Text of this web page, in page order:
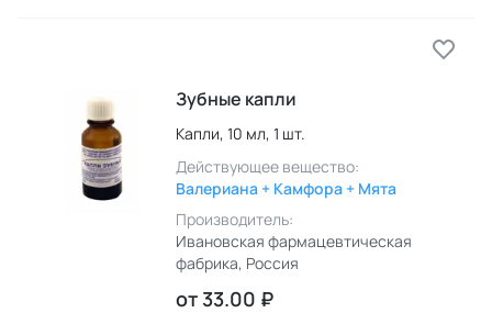
Зубные капли
Капли, 10 мл, 1 шт.
Действующее вещество:
Валериана + Камфора + Мята
Производитель:
Ивановская фармацевтическая
фабрика, Россия
от 33.00 ₽